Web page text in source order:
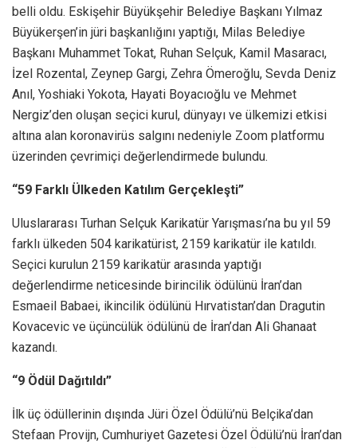
belli oldu. Eskişehir Büyükşehir Belediye Başkanı Yılmaz
Büyükerşen’in jüri başkanlığını yaptığı, Milas Belediye
Başkanı Muhammet Tokat, Ruhan Selçuk, Kamil Masaracı,
İzel Rozental, Zeynep Gargi, Zehra Ömeroğlu, Sevda Deniz
Anıl, Yoshiaki Yokota, Hayati Boyacıoğlu ve Mehmet
Nergiz’den oluşan seçici kurul, dünyayı ve ülkemizi etkisi
altına alan koronavirüs salgını nedeniyle Zoom platformu
üzerinden çevrimiçi değerlendirmede bulundu.
“59 Farklı Ülkeden Katılım Gerçekleşti”
Uluslararası Turhan Selçuk Karikatür Yarışması’na bu yıl 59
farklı ülkeden 504 karikatürist, 2159 karikatür ile katıldı.
Seçici kurulun 2159 karikatür arasında yaptığı
değerlendirme neticesinde birincilik ödülünü İran’dan
Esmaeil Babaei, ikincilik ödülünü Hırvatistan’dan Dragutin
Kovacevic ve üçüncülük ödülünü de İran’dan Ali Ghanaat
kazandı.
“9 Ödül Dağıtıldı”
İlk üç ödüllerinin dışında Jüri Özel Ödülü’nü Belçika’dan
Stefaan Provijn, Cumhuriyet Gazetesi Özel Ödülü’nü İran’dan